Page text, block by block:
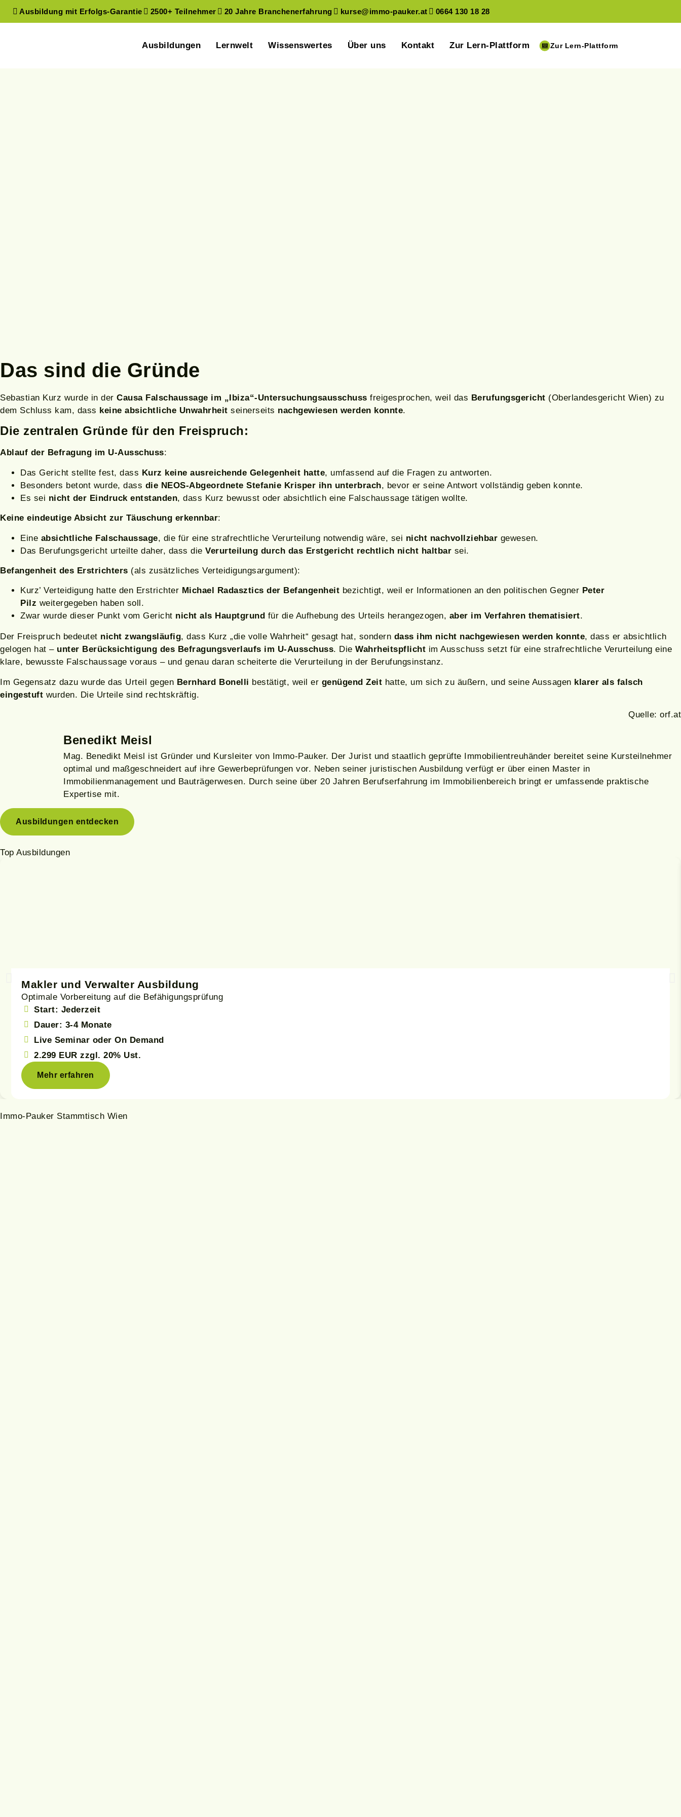
Ausbildung mit Erfolgs-Garantie 2500+ Teilnehmer 20 Jahre Branchenerfahrung kurse@immo-pauker.at 0664 130 18 28
Ausbildungen Lernwelt Wissenswertes Über uns Kontakt Zur Lern-Plattform Zur Lern-Plattform
Sebastian Kurz freigesprochen
Das sind die Gründe
Sebastian Kurz wurde in der Causa Falschaussage im „Ibiza“-Untersuchungsausschuss freigesprochen, weil das Berufungsgericht (Oberlandesgericht Wien) zu
dem Schluss kam, dass keine absichtliche Unwahrheit seinerseits nachgewiesen werden konnte.
Die zentralen Gründe für den Freispruch:
Ablauf der Befragung im U-Ausschuss:
Das Gericht stellte fest, dass Kurz keine ausreichende Gelegenheit hatte, umfassend auf die Fragen zu antworten.
Besonders betont wurde, dass die NEOS-Abgeordnete Stefanie Krisper ihn unterbrach, bevor er seine Antwort vollständig geben konnte.
Es sei nicht der Eindruck entstanden, dass Kurz bewusst oder absichtlich eine Falschaussage tätigen wollte.
Keine eindeutige Absicht zur Täuschung erkennbar:
Eine absichtliche Falschaussage, die für eine strafrechtliche Verurteilung notwendig wäre, sei nicht nachvollziehbar gewesen.
Das Berufungsgericht urteilte daher, dass die Verurteilung durch das Erstgericht rechtlich nicht haltbar sei.
Befangenheit des Erstrichters (als zusätzliches Verteidigungsargument):
Kurz’ Verteidigung hatte den Erstrichter Michael Radasztics der Befangenheit bezichtigt, weil er Informationen an den politischen Gegner Peter
Pilz weitergegeben haben soll.
Zwar wurde dieser Punkt vom Gericht nicht als Hauptgrund für die Aufhebung des Urteils herangezogen, aber im Verfahren thematisiert.
Der Freispruch bedeutet nicht zwangsläufig, dass Kurz „die volle Wahrheit“ gesagt hat, sondern dass ihm nicht nachgewiesen werden konnte, dass er absichtlich
gelogen hat – unter Berücksichtigung des Befragungsverlaufs im U-Ausschuss. Die Wahrheitspflicht im Ausschuss setzt für eine strafrechtliche Verurteilung eine
klare, bewusste Falschaussage voraus – und genau daran scheiterte die Verurteilung in der Berufungsinstanz.
Im Gegensatz dazu wurde das Urteil gegen Bernhard Bonelli bestätigt, weil er genügend Zeit hatte, um sich zu äußern, und seine Aussagen klarer als falsch
eingestuft wurden. Die Urteile sind rechtskräftig.
Quelle: orf.at
Benedikt Meisl
Mag. Benedikt Meisl ist Gründer und Kursleiter von Immo-Pauker. Der Jurist und staatlich geprüfte Immobilientreuhänder bereitet seine Kursteilnehmer
optimal und maßgeschneidert auf ihre Gewerbeprüfungen vor. Neben seiner juristischen Ausbildung verfügt er über einen Master in
Immobilienmanagement und Bauträgerwesen. Durch seine über 20 Jahren Berufserfahrung im Immobilienbereich bringt er umfassende praktische
Expertise mit.
Ausbildungen entdecken
Top Ausbildungen
Makler und Verwalter Ausbildung
Optimale Vorbereitung auf die Befähigungsprüfung
Start: Jederzeit
Dauer: 3-4 Monate
Live Seminar oder On Demand
2.299 EUR zzgl. 20% Ust.
Mehr erfahren
Immo-Pauker Stammtisch Wien